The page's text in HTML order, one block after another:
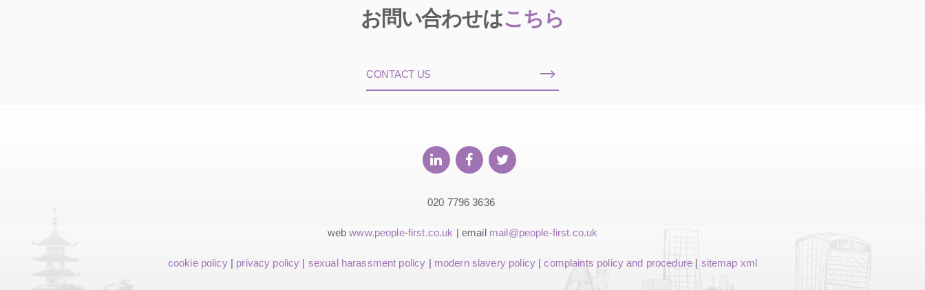
お問い合わせはこちら
CONTACT US
020 7796 3636
webwww.people-first.co.uk | email mail@people-first.co.uk
cookie policy| privacy policy | sexual harassment policy | modern slavery policy|complaints policy and procedure | sitemap xml